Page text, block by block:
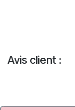
Avis client :